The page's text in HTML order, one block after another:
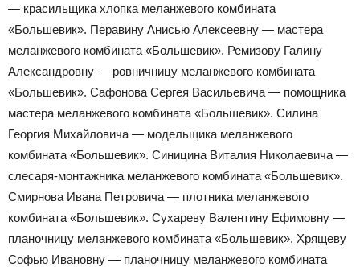
— красильщика хлопка меланжевого комбината
«Большевик». Перавину Анисью Алексеевну — мастера
меланжевого комбината «Большевик». Ремизову Галину
Александровну — ровничницу меланжевого комбината
«Большевик». Сафонова Сергея Васильевича — помощника
мастера меланжевого комбината «Большевик». Силина
Георгия Михайловича — модельщика меланжевого
комбината «Большевик». Синицина Виталия Николаевича —
слесаря-монтажника меланжевого комбината «Большевик».
Смирнова Ивана Петровича — плотника меланжевого
комбината «Большевик». Сухареву Валентину Ефимовну —
планочницу меланжевого комбината «Большевик». Хрящеву
Софью Ивановну — планочницу меланжевого комбината